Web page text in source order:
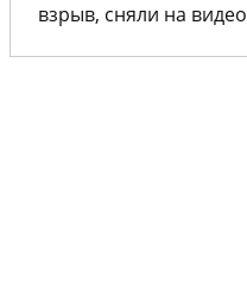
взрыв, сняли на видео